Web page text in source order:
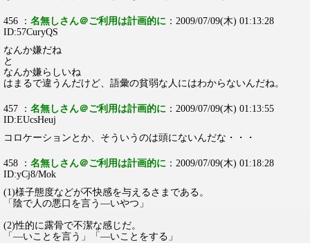
456 ： 名無しさん＠ご利用は計画的に ：2009/07/09(木) 01:13:28
ID:57CuryQS
なんか嫌だね
と
なんか嫌らしいね
はまるで違うんだけど、語彙の貧弱な人にはわからないんだね。
457 ： 名無しさん＠ご利用は計画的に ：2009/07/09(木) 01:13:55
ID:EUcsHeuj
コロケーションとか、そういうのは頭にないんだな・・・
458 ： 名無しさん＠ご利用は計画的に ：2009/07/09(木) 01:18:28
ID:yCj8/Mok
(1)様子態度などが不快感を与えるさまである。
「陰で人の悪口を言う―いやつ」
(2)性的に露骨で不潔な感じだ。
「―いことを言う」「―いことをする」